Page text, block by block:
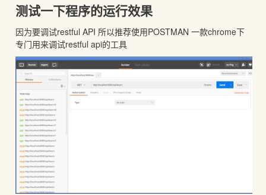
测试一下程序的运行效果
因为要调试restful API 所以推荐使用POSTMAN 一款chrome下
专门用来调试restful api的工具